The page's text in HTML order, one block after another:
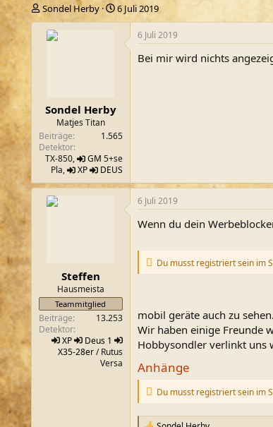
E
r
Sondel Herby
E
r
a
6 Juli 2019
Sondel Herby
Matjes Titan
Beiträge
1.565
Detektor
TX-850,
GM 5+se
Pla,
XP DEUS
6 Juli 2019
Bei mir wird nichts
Steffen
Hausmeista
Teammitglied
Beiträge
13.253
Detektor
XP
Deus 1
X35-28er/ Rutus
Versa
6 Juli 2019
Wenn du dein
Du musst registriert sein im
mobil geräte auch zu sehen.
Wir haben einige Freunde
Hobbysondler verlinkt uns
Anhänge
Du musst registriert sein im